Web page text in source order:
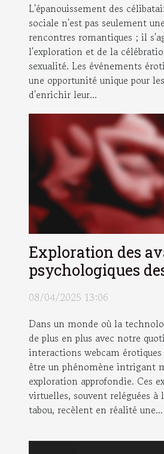
L'épanouissement des
sociale n'est pas seulement
rencontres romantiques ; il
l'exploration et de la
sexualité. Les événements
une opportunité unique pour
d'enrichir leur...
Exploration des
psychologiques
interactions
érotiques
08/04/2025 13:06
Dans un monde où la
de plus en plus avec notre
interactions webcam érotiques
être un phénomène intrigant
exploration approfondie. Ces
virtuelles, souvent reléguées à
tabou, recèlent en réalité une...